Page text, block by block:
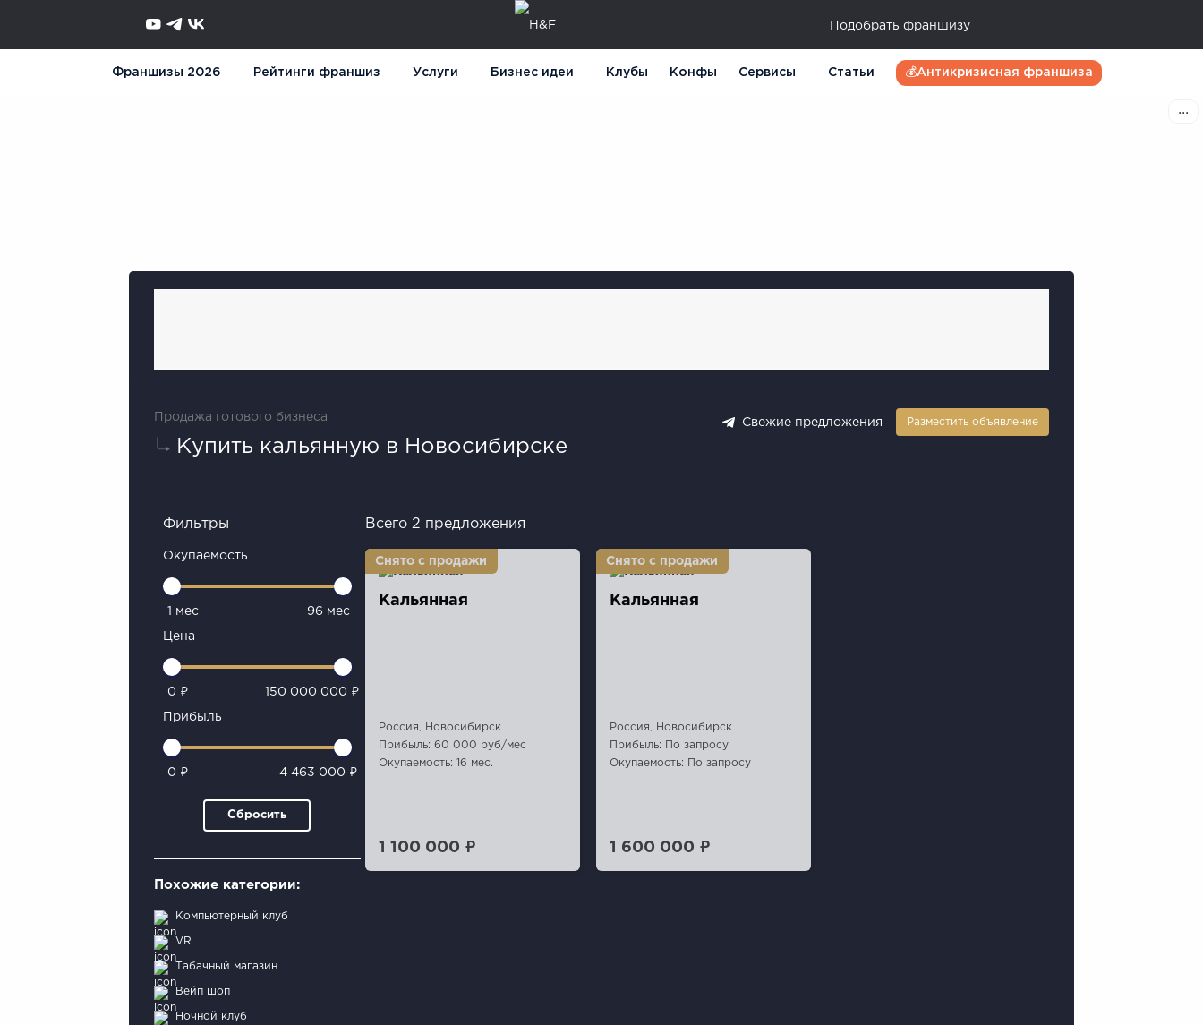
Подобрать франшизу
Франшизы 2026 Рейтинги франшиз Услуги Бизнес идеи Клубы Конфы Сервисы Статьи 💰Антикризисная франшиза
Продажа готового бизнеса
Купить кальянную в Новосибирске
Свежие предложения Разместить объявление
Фильтры
Окупаемость
1 мес 96 мес
Цена
0 ₽ 150 000 000 ₽
Прибыль
0 ₽ 4 463 000 ₽
Сбросить
Похожие категории:
Компьютерный клуб
VR
Табачный магазин
Вейп шоп
Ночной клуб
Всего 2 предложения
Кальянная
Россия, Новосибирск
Прибыль: 60 000 руб/мес
Окупаемость: 16 мес.
1 100 000 ₽
Кальянная
Россия, Новосибирск
Прибыль: По запросу
Окупаемость: По запросу
1 600 000 ₽